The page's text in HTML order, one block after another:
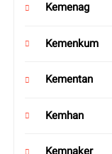
Kemenag
Kemenkum
Kementan
Kemhan